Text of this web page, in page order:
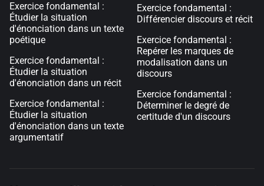
Exercice fondamental :
Étudier la situation
d'énonciation dans un texte
poétique
Exercice fondamental :
Étudier la situation
d'énonciation dans un récit
Exercice fondamental :
Étudier la situation
d'énonciation dans un texte
argumentatif
Exercice fondamental :
Différencier discours et récit
Exercice fondamental :
Repérer les marques de
modalisation dans un
discours
Exercice fondamental :
Déterminer le degré de
certitude d'un discours